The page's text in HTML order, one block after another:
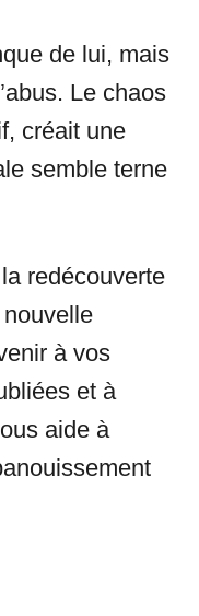
de lui, mais
Le chaos
créait une
semble terne
redécouverte
nouvelle
à vos
et à
aide à